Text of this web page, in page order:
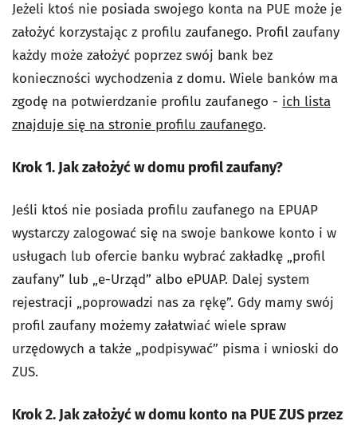
Jeżeli ktoś nie posiada swojego konta na PUE może je
założyć korzystając z profilu zaufanego. Profil zaufany
każdy może założyć poprzez swój bank bez
konieczności wychodzenia z domu. Wiele banków ma
zgodę na potwierdzanie profilu zaufanego - ich lista
znajduje się na stronie profilu zaufanego.
Krok 1. Jak założyć w domu profil zaufany?
Jeśli ktoś nie posiada profilu zaufanego na EPUAP
wystarczy zalogować się na swoje bankowe konto i w
usługach lub ofercie banku wybrać zakładkę „profil
zaufany” lub „e-Urząd” albo ePUAP. Dalej system
rejestracji „poprowadzi nas za rękę”. Gdy mamy swój
profil zaufany możemy załatwiać wiele spraw
urzędowych a także „podpisywać” pisma i wnioski do
ZUS.
Krok 2. Jak założyć w domu konto na PUE ZUS przez